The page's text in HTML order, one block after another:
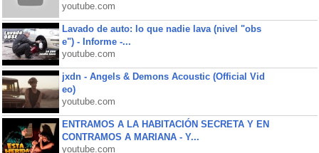
youtube.com
Lavado de auto: lo que nadie lava (nivel "obs
e") - Informe -...
youtube.com
jxdn - Angels & Demons Acoustic (Official Vid
eo)
youtube.com
ENTRAMOS A LA HABITACIÓN SECRETA Y EN
CONTRAMOS A MARIANA - Y...
youtube.com